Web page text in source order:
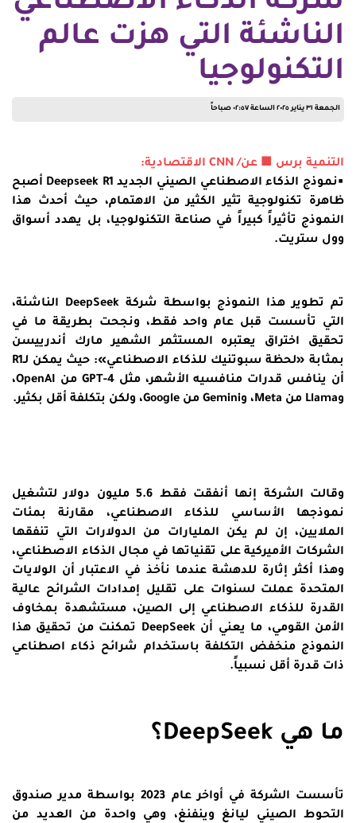
الناشئة التي هزت عالم
التكنولوجيا
الجمعة ٣١ يناير ٢٠٢٥ الساعة ٠٢:٥٧ صباحاً
التنمية برس ■ عن/ CNN الاقتصادية:
▪︎نموذج الذكاء الاصطناعي الصيني الجديد
Deepseek R1 أصبح
ظاهرة تكنولوجية تثير الكثير من الاهتمام، حيث أحدث هذا
النموذج تأثيراً كبيراً في صناعة التكنولوجيا، بل يهدد أسواق
وول ستريت.
تم تطوير هذا النموذج بواسطة شركةDeepSeek الناشئة،
التي تأسست قبل عام واحد فقط، ونجحت بطريقة ما في
تحقيق اختراق يعتبره المستثمر الشهير مارك أندرييسن
بمثابة «لحظة سبوتنيك للذكاء الاصطناعي»: حيث
يمكن لـR1
أن ينافس قدرات منافسيه الأشهر، مثل GPT-4
من OpenAI،
وLlama من Meta، وGemini من Google، ولكن بتكلفة أقل بكثير.
وقالت الشركة إنها أنفقت فقط 5.6 مليون دولار لتشغيل
نموذجها الأساسي للذكاء الاصطناعي، مقارنة بمئات
الملايين، إن لم يكن المليارات من الدولارات التي تنفقها
الشركات الأميركية على تقنياتها في مجال الذكاء الاصطناعي،
وهذا أكثر إثارة للدهشة عندما نأخذ في الاعتبار أن الولايات
المتحدة عملت لسنوات على تقليل إمدادات الشرائح عالية
القدرة للذكاء الاصطناعي إلى الصين، مستشهدة بمخاوف
الأمن القومي، ما يعني أن DeepSeek تمكنت من تحقيق هذا
النموذج منخفض التكلفة باستخدام شرائح ذكاء اصطناعي
ذات قدرة أقل نسبياً.
ما هي DeepSeek؟
تأسست الشركة في أواخر عام 2023 بواسطة مدير صندوق
التحوط الصيني ليانغ وينفنغ، وهي واحدة من العديد من